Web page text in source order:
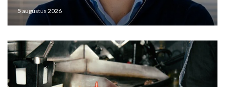
5 augustus 2026